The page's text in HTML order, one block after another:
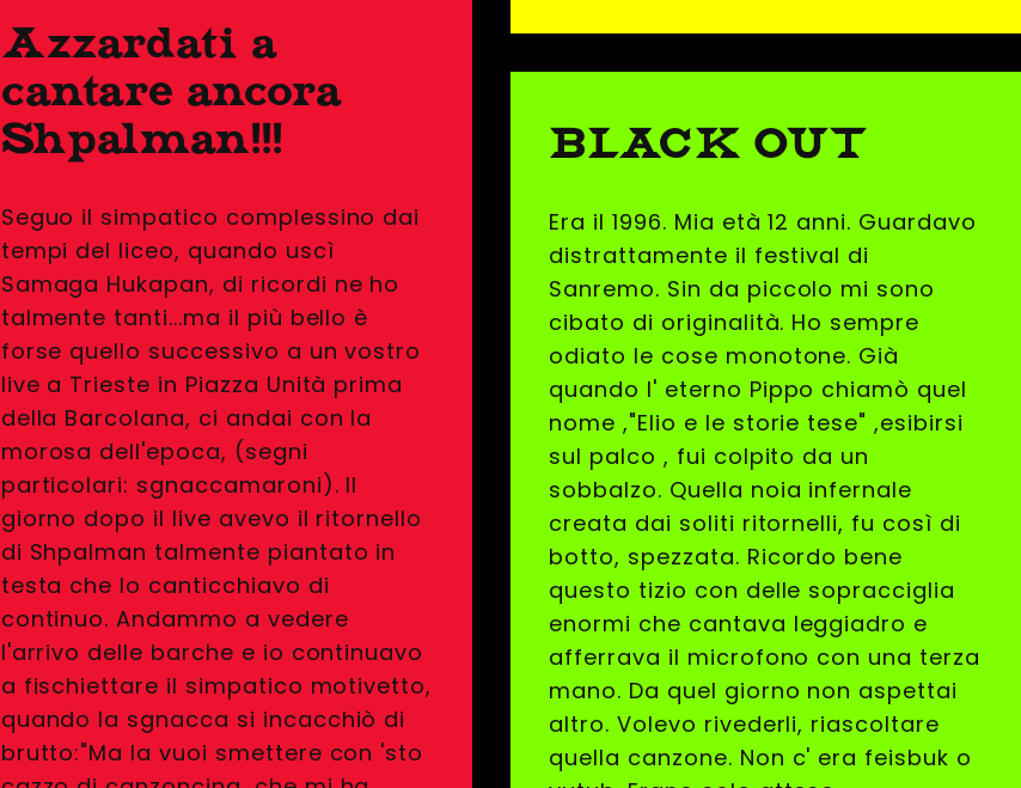
Azzardati a
cantare ancora
Shpalman!!!
Seguo il simpatico complessino dai
tempi del liceo, quando uscì
Samaga Hukapan, di ricordi ne ho
talmente tanti...ma il più bello è
forse quello successivo a un vostro
live a Trieste in Piazza Unità prima
della Barcolana, ci andai con la
morosa dell'epoca, (segni
particolari: sgnaccamaroni). Il
giorno dopo il live avevo il ritornello
di Shpalman talmente piantato in
testa che lo canticchiavo di
continuo. Andammo a vedere
l'arrivo delle barche e io continuavo
a fischiettare il simpatico motivetto,
quando la sgnacca si incacchiò di
brutto:"Ma la vuoi smettere con 'sto
BLACK OUT
Era il 1996. Mia età 12 anni. Guardavo
distrattamente il festival di
Sanremo. Sin da piccolo mi sono
cibato di originalità. Ho sempre
odiato le cose monotone. Già
quando l' eterno Pippo chiamò quel
nome ,"Elio e le storie tese" ,esibirsi
sul palco , fui colpito da un
sobbalzo. Quella noia infernale
creata dai soliti ritornelli, fu così di
botto, spezzata. Ricordo bene
questo tizio con delle sopracciglia
enormi che cantava leggiadro e
afferrava il microfono con una terza
mano. Da quel giorno non aspettai
altro. Volevo rivederli, riascoltare
quella canzone. Non c' era feisbuk o